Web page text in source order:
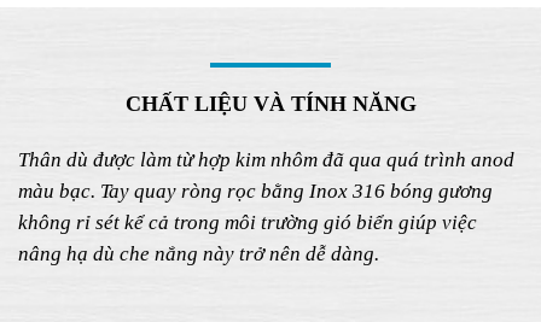
CHẤT LIỆU VÀ TÍNH NĂNG
Thân dù được làm từ hợp kim nhôm đã qua quá trình anod
màu bạc. Tay quay ròng rọc bằng Inox 316 bóng gương
không rỉ sét kể cả trong môi trường gió biển giúp việc
nâng hạ dù che nắng này trở nên dễ dàng.